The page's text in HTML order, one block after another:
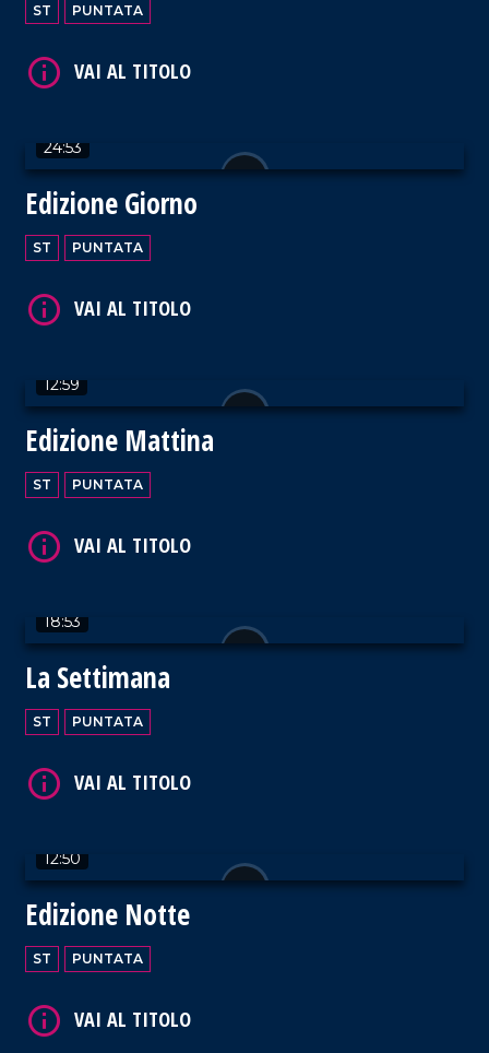
ST PUNTATA
24:53
Edizione Giorno
ST PUNTATA
12:59
Edizione Mattina
ST PUNTATA
18:53
La Settimana
ST PUNTATA
12:50
Edizione Notte
ST PUNTATA
VAI AL TITOLO
VAI AL TITOLO
VAI AL TITOLO
VAI AL TITOLO